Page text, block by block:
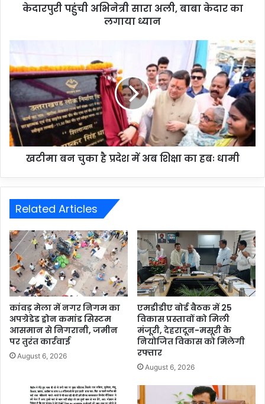
केदारपुरी पहुंची अभिनेत्री सारा अली, बाबा केदार का
लगाया ध्यान
खटीमा बन चुका है प्रदेश में अब शिक्षा का हबः धामी
Related Articles
कांवड़ मेला में नगर निगम का
अपग्रेडेड ड्रोन कमांड सिस्टम
आसमान से निगरानी, जमीन
पर तुरंत कार्रवाई
August 6, 2026
एमडीडीए बोर्ड बैठक में 25
विकास प्रस्तावों को मिली
मंजूरी, देहरादून-मसूरी के
नियोजित विकास को मिलेगी
रफ्तार
August 6, 2026